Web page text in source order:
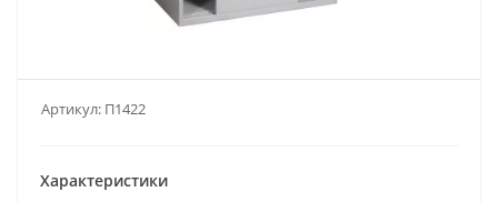
Артикул: П1422
Характеристики